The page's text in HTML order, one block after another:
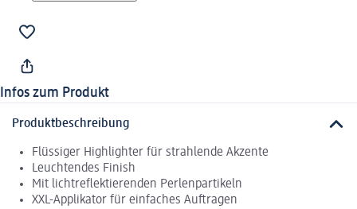
Infos zum Produkt
Produktbeschreibung
Flüssiger Highlighter für strahlende Akzente
Leuchtendes Finish
Mit lichtreflektierenden Perlenpartikeln
XXL-Applikator für einfaches Auftragen